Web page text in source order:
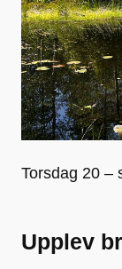
Torsdag 20 –
Upplev